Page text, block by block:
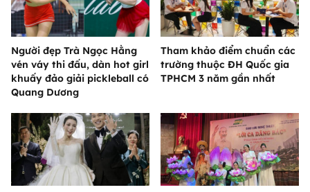
Người đẹp Trà Ngọc Hằng
vén váy thi đấu, dàn hot girl
khuấy đảo giải pickleball có
Quang Dương
Tham khảo điểm chuẩn các
trường thuộc ĐH Quốc gia
TPHCM 3 năm gần nhất